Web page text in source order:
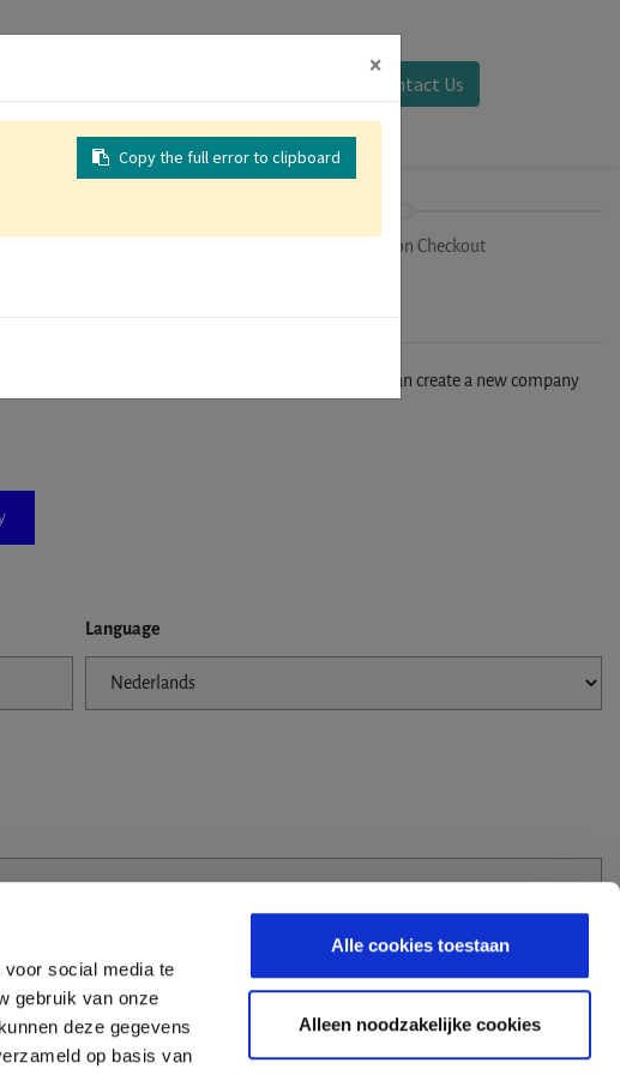
social media te
gebruik van onze
deze gegevens
op basis van
Alle cookies toestaan
Alleen noodzakelijke cookies
Contact Us
Registration Checkout
you don't find your company in our database, you can create a new company
Language
×
Copy the full error to clipboard